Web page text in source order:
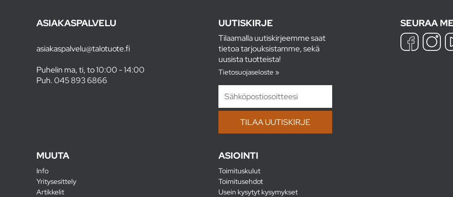
ASIAKASPALVELU
asiakaspalvelu@talotuote.fi
Puhelin ma, ti, to 10:00 - 14:00
Puh.045 893 6866
UUTISKIRJE
Tilaamalla uutiskirjeemme saat
tietoa tarjouksistamme, sekä
uusista tuotteista!
Tietosuojaseloste »
SEURAA
MUUTA
Info
Yritysesittely
Artikkelit
ASIOINTI
Toimituskulut
Toimitusehdot
Usein kysytyt kysymykset